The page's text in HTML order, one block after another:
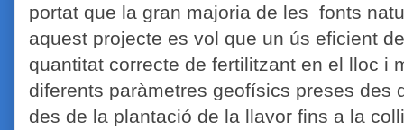
portat que la gran majoria de les fonts
aquest projecte es vol que un ús eficient
quantitat correcte de fertilitzant en el lloc i
diferents paràmetres geofísics preses des
des de la plantació de la llavor fins a la